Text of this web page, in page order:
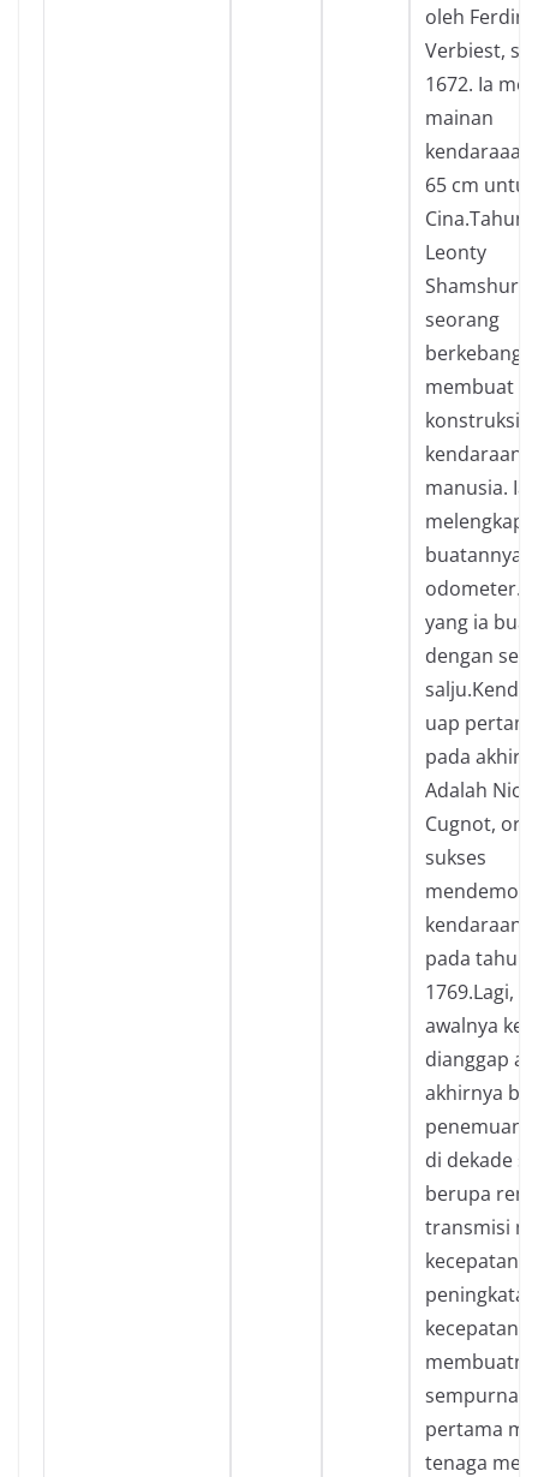
oleh
Verbiest,
1672. Ia
mainan
65 cm
Cina.Tahun
Leonty
seorang
membuat
konstruksi
kendaraan
manusia. Ia
melengkapi
buatannya
odometer.
yang ia
dengan
uap
pada akhir
Adalah
Cugnot,
sukses
kendaraan
pada tahun
1769.Lagi,
awalnya
dianggap
akhirnya
penemuan
di dekade
berupa rem
transmisi
kecepatan,
peningkatan
kecepatan
sempurna.
pertama
tenaga